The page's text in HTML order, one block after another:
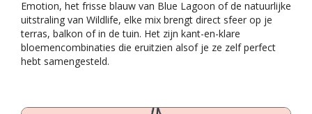
Emotion, het frisse blauw van Blue Lagoon of de natuurlijke
uitstraling van Wildlife, elke mix brengt direct sfeer op je
terras, balkon of in de tuin. Het zijn kant-en-klare
bloemencombinaties die eruitzien alsof je ze zelf perfect
hebt samengesteld.